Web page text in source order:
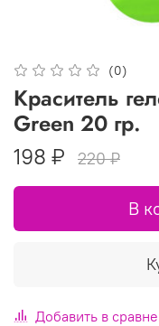
(0)
Краситель
Green 20 гр.
198 ₽ 220 ₽
В
Добавить в